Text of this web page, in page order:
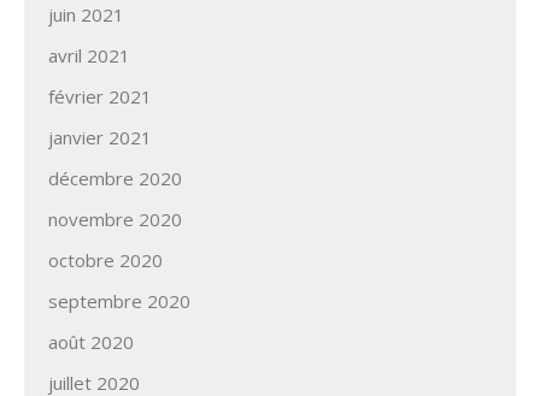
juin 2021
avril 2021
février 2021
janvier 2021
décembre 2020
novembre 2020
octobre 2020
septembre 2020
août 2020
juillet 2020